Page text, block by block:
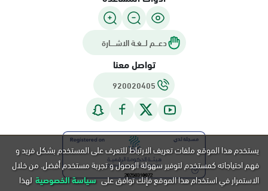
دعـــم لـــغـة الاشــــارة
تواصل معنا
920020405
يستخدم هذا الموقع ملفات تعريف الارتباط للتعرف على المستخدم بشكل فريد و
فهم احتياجاته كمستخدم لتوفير سهولة الوصول و تجربة مستخدم أفضل. من خلال
الاستمرار في استخدام هذا الموقع فإنك توافق على سياسة الخصوصية لهذا